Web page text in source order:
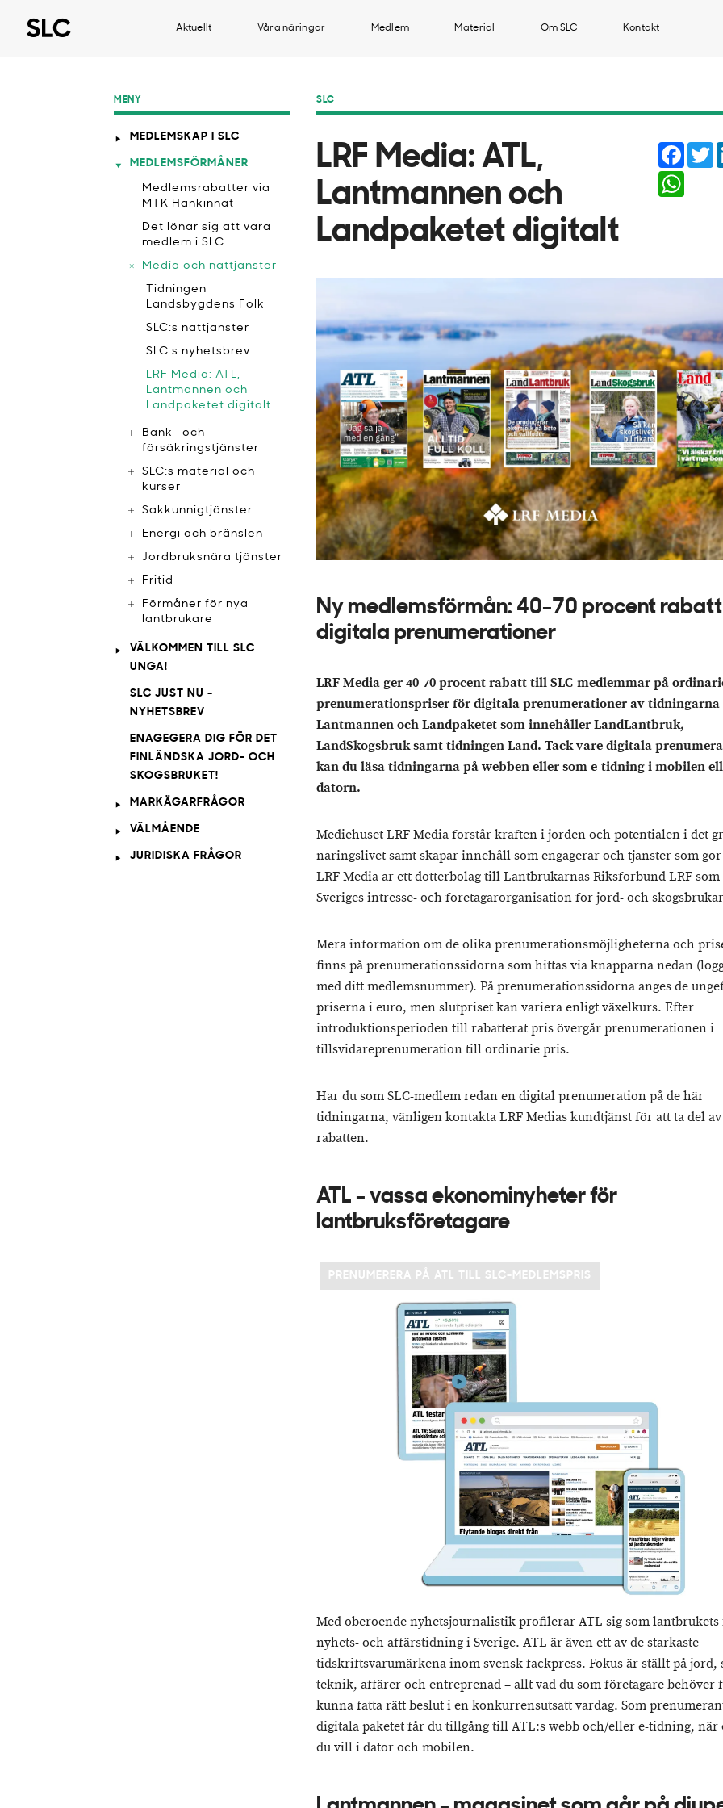
Aktuellt Våra näringar Medlem Material Om SLC Kontakt
SLC
LRF Media: ATL,
Lantmannen och
Landpaketet digitalt
Ny medlemsförmån: 40-70 procent
digitala prenumerationer
LRF Media ger 40-70 procent rabatt till SLC-medlemmar på
prenumerationspriser för digitala prenumerationer av tidningarna
Lantmannen och Landpaketet som innehåller LandLantbruk,
LandSkogsbruk samt tidningen Land. Tack vare digitala
kan du läsa tidningarna på webben eller som e-tidning i mobilen
datorn.
Mediehuset LRF Media förstår kraften i jorden och potentialen i det
näringslivet samt skapar innehåll som engagerar och tjänster som
LRF Media är ett dotterbolag till Lantbrukarnas Riksförbund LRF som
Sveriges intresse- och företagarorganisation för jord- och
Mera information om de olika prenumerationsmöjligheterna och
finns på prenumerationssidorna som hittas via knapparna nedan
med ditt medlemsnummer). På prenumerationssidorna anges de
priserna i euro, men slutpriset kan variera enligt växelkurs. Efter
introduktionsperioden till rabatterat pris övergår prenumerationen i
tillsvidareprenumeration till ordinarie pris.
Har du som SLC-medlem redan en digital prenumeration på de här
tidningarna, vänligen kontakta LRF Medias kundtjänst för att ta del av
rabatten.
ATL - vassa ekonominyheter för
lantbruksföretagare
PRENUMERERA PÅ ATL TILL SLC-MEDLEMSPRIS
Med oberoende nyhetsjournalistik profilerar ATL sig som lantbrukets
nyhets- och affärstidning i Sverige. ATL är även ett av de starkaste
tidskriftsvarumärkena inom svensk fackpress. Fokus är ställt på jord,
teknik, affärer och entreprenad – allt vad du som företagare behöver
kunna fatta rätt beslut i en konkurrensutsatt vardag. Som
digitala paketet får du tillgång till ATL:s webb och/eller e-tidning, när
du vill i dator och mobilen.
MENY
MEDLEMSKAP I SLC
MEDLEMSFÖRMÅNER
Medlemsrabatter via
MTK Hankinnat
​Det lönar sig att vara
medlem i SLC
Media och nättjänster
​Tidningen
Landsbygdens Folk
SLC:s nättjänster
SLC:s nyhetsbrev
LRF Media: ATL,
Lantmannen och
Landpaketet digitalt
Bank- och
försäkringstjänster
SLC:s material och
kurser
Sakkunnigtjänster
Energi och bränslen
Jordbruksnära tjänster
Fritid
Förmåner för nya
lantbrukare
VÄLKOMMEN TILL SLC
UNGA!
SLC JUST NU -
NYHETSBREV
ENAGEGERA DIG FÖR DET
FINLÄNDSKA JORD- OCH
SKOGSBRUKET!
MARKÄGARFRÅGOR
VÄLMÅENDE
JURIDISKA FRÅGOR